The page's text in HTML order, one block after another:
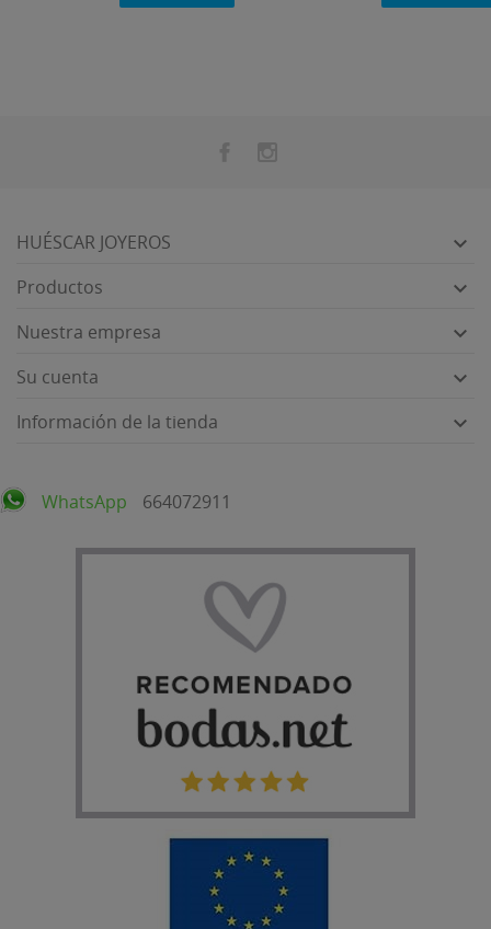
HUÉSCAR JOYEROS 
Productos 
Nuestra empresa 
Su cuenta 
Información de la tienda 
WhatsApp 664072911